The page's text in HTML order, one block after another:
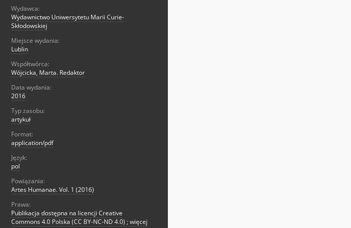
Wydawca:
Wydawnictwo Uniwersytetu Marii Curie-
Skłodowskiej
Miejsce wydania:
Lublin
Współtwórca:
Wójcicka, Marta. Redaktor
Data wydania:
2016
Typ zasobu:
artykuł
Format:
application/pdf
Język:
pol
Powiązania:
Artes Humanae. Vol. 1 (2016)
Prawa:
Publikacja dostępna na licencji Creative
Commons 4.0 Polska (CC BY-NC-ND 4.0) ; więcej